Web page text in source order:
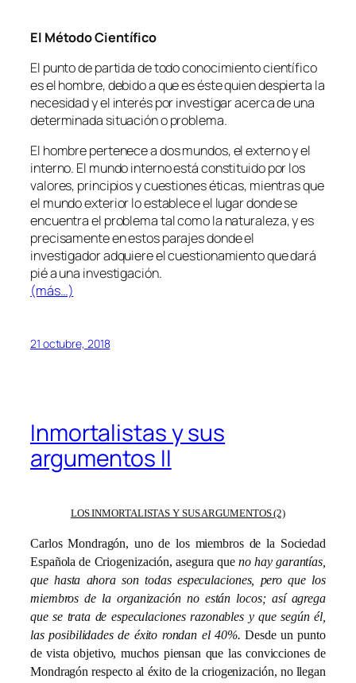
El Método Científico
El punto de partida de todo conocimiento científico
es el hombre, debido a que es éste quien despierta la
necesidad y el interés por investigar acerca de una
determinada situación o problema.
El hombre pertenece a dos mundos, el externo y el
interno. El mundo interno está constituido por los
valores, principios y cuestiones éticas, mientras que
el mundo exterior lo establece el lugar donde se
encuentra el problema tal como la naturaleza, y es
precisamente en estos parajes donde el
investigador adquiere el cuestionamiento que dará
pié a una investigación.
(más…)
21 octubre, 2018
Inmortalistas y sus
argumentos II
LOS INMORTALISTAS Y SUS ARGUMENTOS (2)
Carlos Mondragón, uno de los miembros de la Sociedad
Española de Criogenización, asegura que no hay garantías,
que hasta ahora son todas especulaciones, pero que los
miembros de la organización no están locos; así agrega
que se trata de especulaciones razonables y que según él,
las posibilidades de éxito rondan el 40%. Desde un punto
de vista objetivo, muchos piensan que las convicciones de
Mondragón respecto al éxito de la criogenización, no llegan